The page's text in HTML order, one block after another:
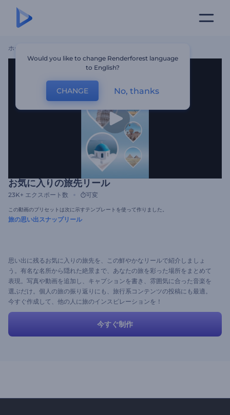
ホーム
お気に入りの旅先リール
23K+ エクスポート数 可変
この動画のプリセットは次に示すテンプレートを使って作りました。
旅の思い出スナップリール
思い出に残るお気に入りの旅先を、この鮮やかなリールで紹介しましょ
う。有名な名所から隠れた絶景まで、あなたの旅を彩った場所をまとめて
表現。写真や動画を追加し、キャプションを書き、雰囲気に合った音楽を
選ぶだけ。個人の旅の振り返りにも、旅行系コンテンツの投稿にも最適。
今すぐ作成して、他の人に旅のインスピレーションを！
今すぐ制作
Would you like to change Renderforest language
to English?
CHANGE No, thanks